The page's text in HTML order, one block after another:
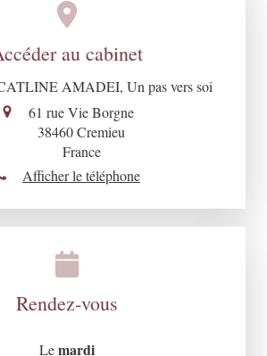
au cabinet
AMADEI, Un pas vers soi
61 rue Vie Borgne
38460Cremieu
France
Afficher le téléphone
Rendez-vous
Lemardi